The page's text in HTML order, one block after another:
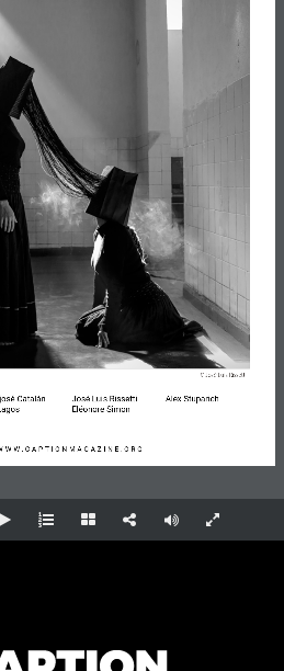
W W . C A P T I O N M A G A Z I N E . O R G
Catalán
José Luis Rissetti
Eléonore Simon
Alex Stuparich
© José Luis Rissetti